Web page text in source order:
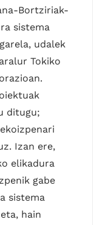
Bortziriak-
sistema
udalek
Tokiko
ditugu;
Izan ere,
elikadura
gabe
sistema
hain